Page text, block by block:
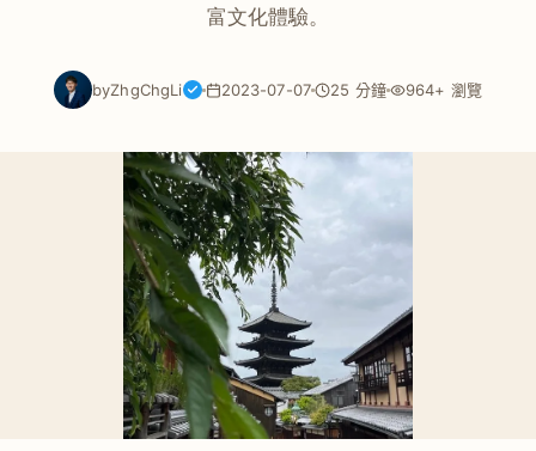
富文化體驗。
byZhgChgLi 2023-07-07 25 分鐘 964+ 瀏覽